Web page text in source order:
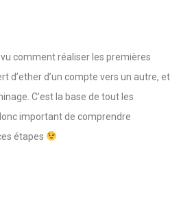
comment réaliser les premières
d’ether d’un compte vers un autre, et
C’est la base de tout les
important de comprendre
étapes